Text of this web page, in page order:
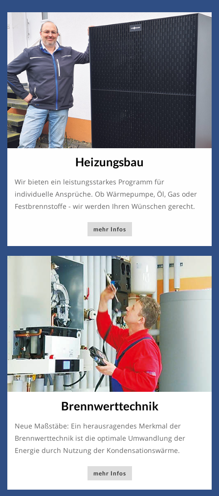
Heizungsbau
Wir bieten ein leistungsstarkes Programm für
individuelle Ansprüche. Ob Wärmepumpe, Öl, Gas oder
Festbrennstoffe - wir werden Ihren Wünschen gerecht.
mehr Infos
Brennwerttechnik
Neue Maßstäbe: Ein herausragendes Merkmal der
Brennwerttechnik ist die optimale Umwandlung der
Energie durch Nutzung der Kondensationswärme.
mehr Infos